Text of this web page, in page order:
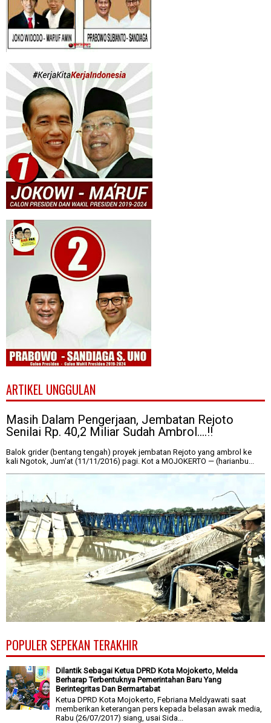
ARTIKEL UNGGULAN
Masih Dalam Pengerjaan, Jembatan Rejoto
Senilai Rp. 40,2 Miliar Sudah Ambrol....!!
Balok grider (bentang tengah) proyek jembatan Rejoto yang ambrol ke
kali Ngotok, Jum'at (11/11/2016) pagi. Kot a MOJOKERTO — (harianbu...
POPULER SEPEKAN TERAKHIR
Dilantik Sebagai Ketua DPRD Kota Mojokerto, Melda
Berharap Terbentuknya Pemerintahan Baru Yang
Berintegritas Dan Bermartabat
Ketua DPRD Kota Mojokerto, Febriana Meldyawati saat
memberikan keterangan pers kepada belasan awak media,
Rabu (26/07/2017) siang, usai Sida...